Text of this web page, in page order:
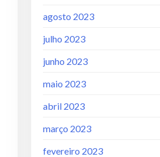
agosto 2023
julho 2023
junho 2023
maio 2023
abril 2023
março 2023
fevereiro 2023